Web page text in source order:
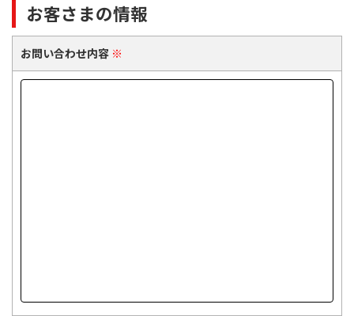
お客さまの情報
お問い合わせ内容 ※